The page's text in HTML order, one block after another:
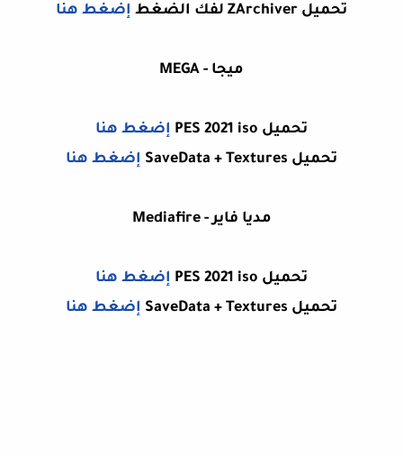
تحميل ZArchiver لفك الضغط
إضغط هنا
ميجا - MEGA
تحميل PES 2021 iso
إضغط هنا
تحميل SaveData + Textures
إضغط هنا
مديا فاير - Mediafire
تحميل PES 2021 iso
إضغط هنا
تحميل SaveData + Textures
إضغط هنا